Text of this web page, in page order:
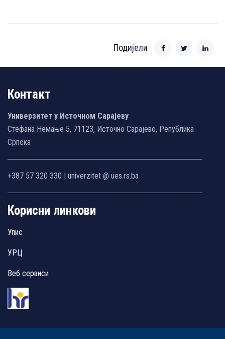
Подијели
Контакт
Универзитет у Источном Сарајеву
Стефана Немање 5, 71123, Источно Сарајево, Република
Српска
+387 57 320 330 | univerzitet @ ues.rs.ba
Корисни линкови
Упис
УРЦ
Веб сервиси